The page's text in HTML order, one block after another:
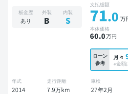
板金歴
あり
外装
B
内装
S
支払総額
71.0 万
本体価格
60.0万円
ローン
参考
月々
※金額
年式
2014
走行距離
7.9万km
車検
27年2月